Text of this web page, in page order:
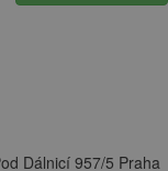
Dálnicí 957/5 Praha